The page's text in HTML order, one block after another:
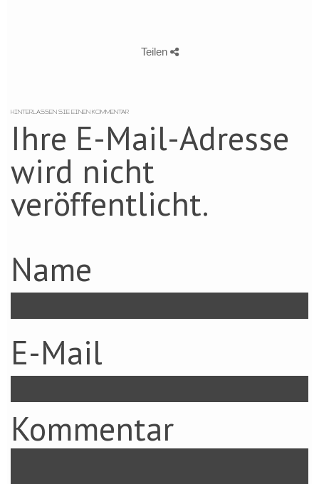
Teilen
HINTERLASSEN SIE EINEN KOMMENTAR
Ihre E-Mail-Adresse
wird nicht
veröffentlicht.
Name
E-Mail
Kommentar